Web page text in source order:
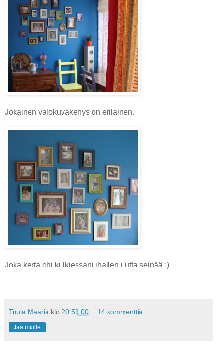
Jokainen valokuvakehys on erilainen.
Joka kerta ohi kulkiessani ihailen uutta seinää :)
Tuula Maaria klo 20.53.00 14 kommenttia:
Jaa muille